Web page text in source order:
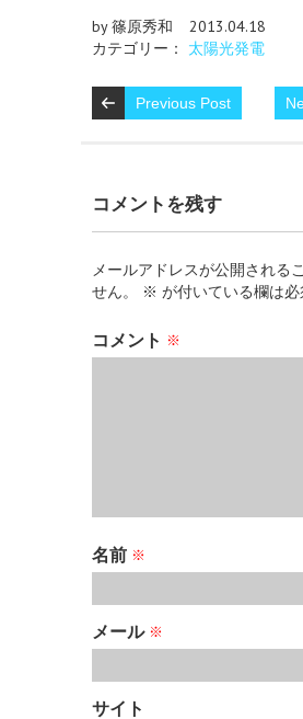
by 篠原秀和
2013.04.18
カテゴリー： 太陽光発電
Previous Post
コメントを残す
メールアドレスが公開される
せん。
※ が付いている欄は
コメント ※
名前 ※
メール ※
サイト